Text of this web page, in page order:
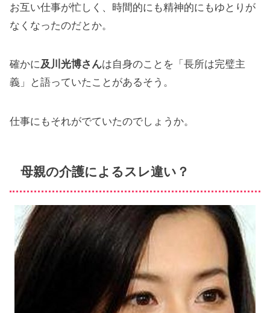
お互い仕事が忙しく、時間的にも精神的にもゆとりが
なくなったのだとか。
確かに及川光博さんは自身のことを「長所は完璧主
義」と語っていたことがあるそう。
仕事にもそれがでていたのでしょうか。
母親の介護によるスレ違い？